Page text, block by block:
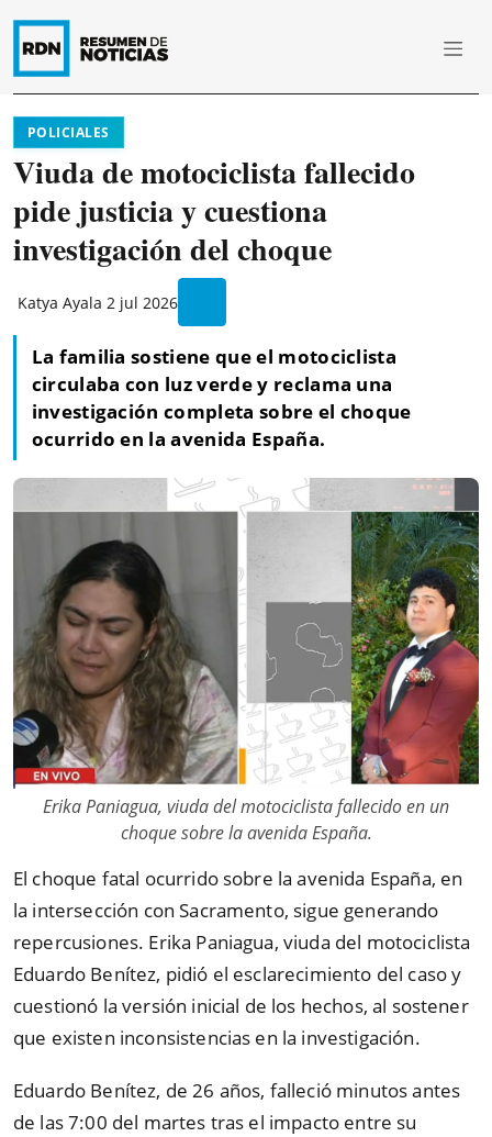
POLICIALES
Viuda de motociclista fallecido
pide justicia y cuestiona
investigación del choque
Katya Ayala 2 jul 2026
La familia sostiene que el motociclista
circulaba con luz verde y reclama una
investigación completa sobre el choque
ocurrido en la avenida España.
Erika Paniagua, viuda del motociclista fallecido en un
choque sobre la avenida España.
El choque fatal ocurrido sobre la avenida España, en
la intersección con Sacramento, sigue generando
repercusiones. Erika Paniagua, viuda del motociclista
Eduardo Benítez, pidió el esclarecimiento del caso y
cuestionó la versión inicial de los hechos, al sostener
que existen inconsistencias en la investigación.
Eduardo Benítez, de 26 años, falleció minutos antes
de las 7:00 del martes tras el impacto entre su